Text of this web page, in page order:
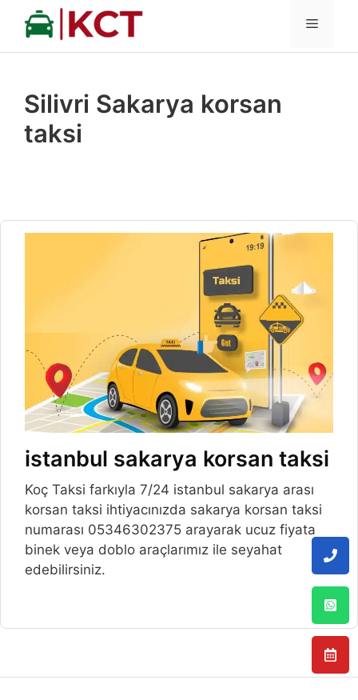
İçeriğe
MENÜ
Silivri Sakarya korsan
taksi
istanbul sakarya korsan taksi
Koç Taksi farkıyla 7/24 istanbul sakarya arası
korsan taksi ihtiyacınızda sakarya korsan taksi
numarası 05346302375 arayarak ucuz fiyata
binek veya doblo araçlarımız ile seyahat
edebilirsiniz.